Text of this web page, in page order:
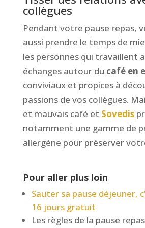
collègues
Pendant votre pause repas,
aussi prendre le temps de
les personnes qui travaillent
échanges autour du café en
conviviaux et propices à
passions de vos collègues.
et mauvais café et Sovedis
notamment une gamme de
allergène pour préserver
Pour aller plus loin
Sauter sa pause déjeuner,
16 jours gratuit
Les règles de la pause repas